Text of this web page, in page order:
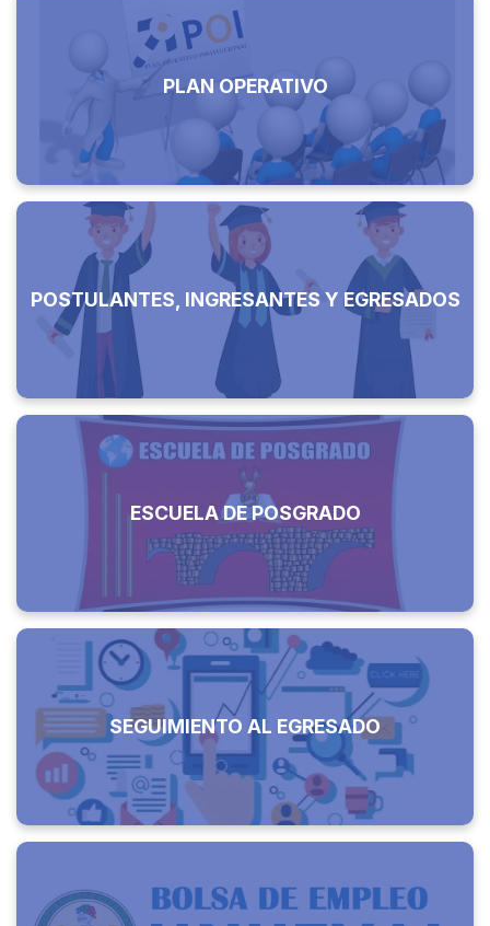
PLAN OPERATIVO
POSTULANTES, INGRESANTES Y EGRESADOS
ESCUELA DE POSGRADO
SEGUIMIENTO AL EGRESADO